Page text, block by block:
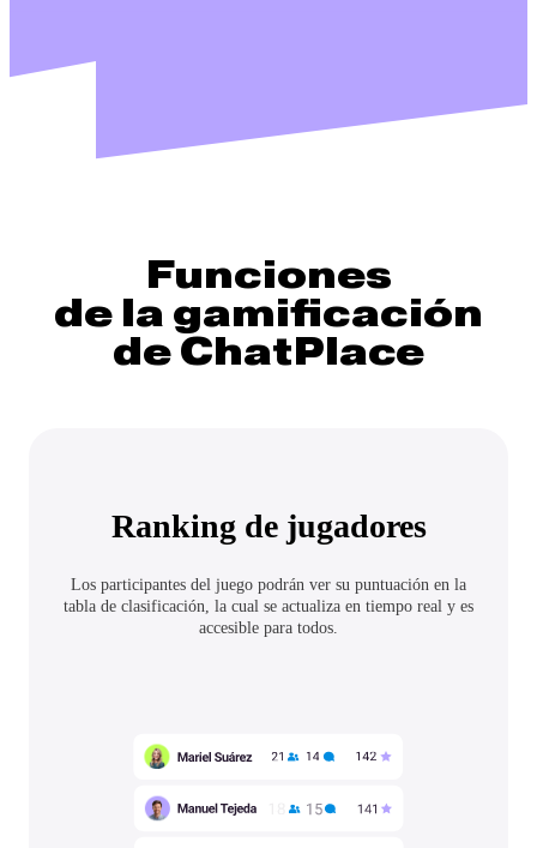
Funciones
de la gamificación
de ChatPlace
Ranking de jugadores
Los participantes del juego podrán ver su puntuación en la
tabla de clasificación, la cual se actualiza en tiempo real y es
accesible para todos.